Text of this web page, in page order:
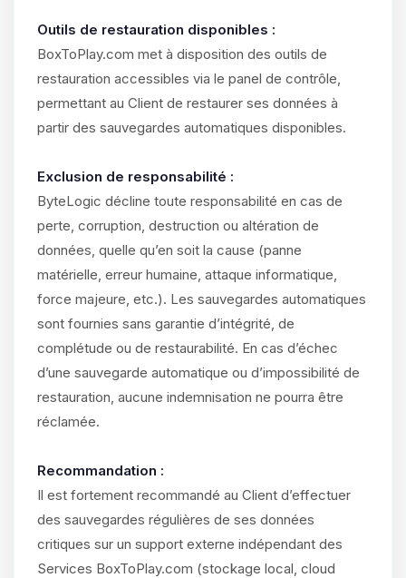
Outils de restauration disponibles :
BoxToPlay.com met à disposition des outils de
restauration accessibles via le panel de contrôle,
permettant au Client de restaurer ses données à
partir des sauvegardes automatiques disponibles.
Exclusion de responsabilité :
ByteLogic décline toute responsabilité en cas de
perte, corruption, destruction ou altération de
données, quelle qu’en soit la cause (panne
matérielle, erreur humaine, attaque informatique,
force majeure, etc.). Les sauvegardes automatiques
sont fournies sans garantie d’intégrité, de
complétude ou de restaurabilité. En cas d’échec
d’une sauvegarde automatique ou d’impossibilité de
restauration, aucune indemnisation ne pourra être
réclamée.
Recommandation :
Il est fortement recommandé au Client d’effectuer
des sauvegardes régulières de ses données
critiques sur un support externe indépendant des
Services BoxToPlay.com (stockage local, cloud